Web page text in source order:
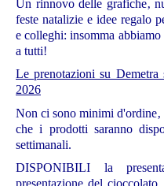
Un rinnovo delle grafiche‚
feste natalizie e idee regalo
e colleghi: insomma
a tutti!
Le prenotazioni su
2026
Non ci sono minimi
che i prodotti saranno
settimanali.
DISPONIBILI la